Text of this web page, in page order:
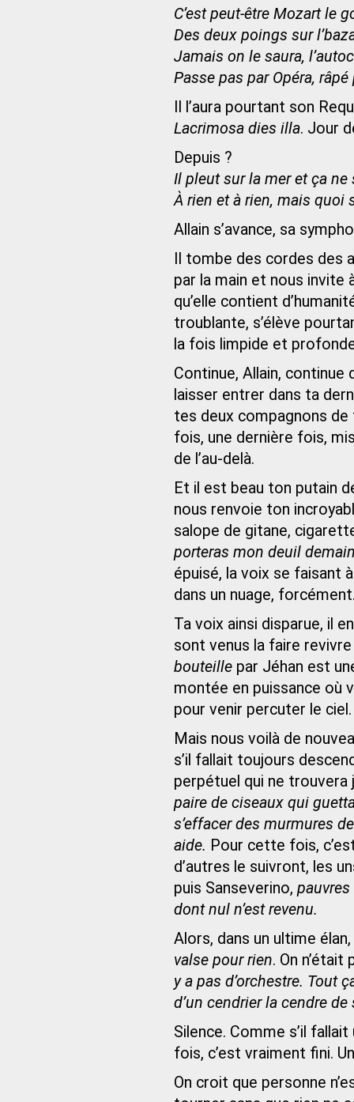
C’est peut-être Mozart le
Des deux poings sur
Jamais on le saura,
Passe pas par Opéra,
Il l’aura pourtant son
Lacrimosa dies illa. Jour
Depuis ?
Il pleut sur la mer et ça ne
À rien et à rien, mais quoi
Allain s’avance, sa
Il tombe des cordes des
par la main et nous invite
qu’elle contient
troublante, s’élève
la fois limpide et
Continue, Allain,
laisser entrer dans ta
tes deux compagnons de
fois, une dernière fois,
de l’au-delà.
Et il est beau ton putain
nous renvoie ton
salope de gitane,
porteras mon deuil
épuisé, la voix se faisant
dans un nuage,
Ta voix ainsi disparue, il
sont venus la faire
bouteille par Jéhan est
montée en puissance où
pour venir percuter le
Mais nous voilà de
s’il fallait toujours
perpétuel qui ne trouvera
paire de ciseaux qui
s’effacer des murmures
aide. Pour cette fois,
d’autres le suivront, les
puis Sanseverino,
dont nul n’est revenu.
Alors, dans un ultime
valse pour rien. On
y a pas d’orchestre. Tout
d’un cendrier la cendre
Silence. Comme s’il
fois, c’est vraiment fini.
On croit que personne